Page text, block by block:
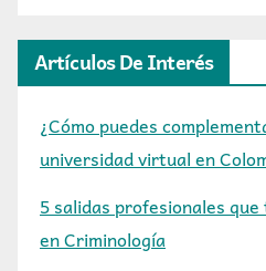
Artículos De Interés
¿Cómo puedes
universidad virtual en
5 salidas profesionales
en Criminología